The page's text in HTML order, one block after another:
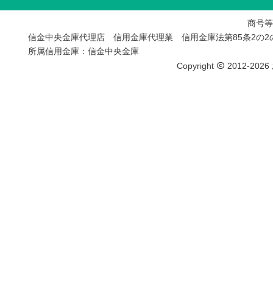
商号
信金中央金庫代理店 信用金庫代理業 信用金庫法第85条2の2
所属信用金庫：信金中央金庫
Copyright
2012-2026